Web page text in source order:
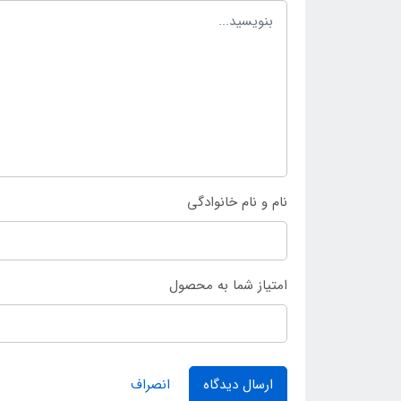
نام و نام خانوادگی
امتیاز شما به محصول
ارسال دیدگاه انصراف